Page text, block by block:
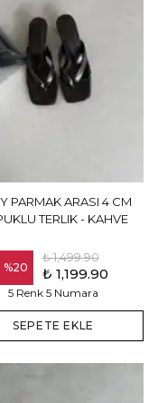
PARMAK ARASI 4 CM
TERLIK - KAHVE
%20
₺ 1,499.90
₺ 1,199.90
5 Renk 5 Numara
SEPETE EKLE